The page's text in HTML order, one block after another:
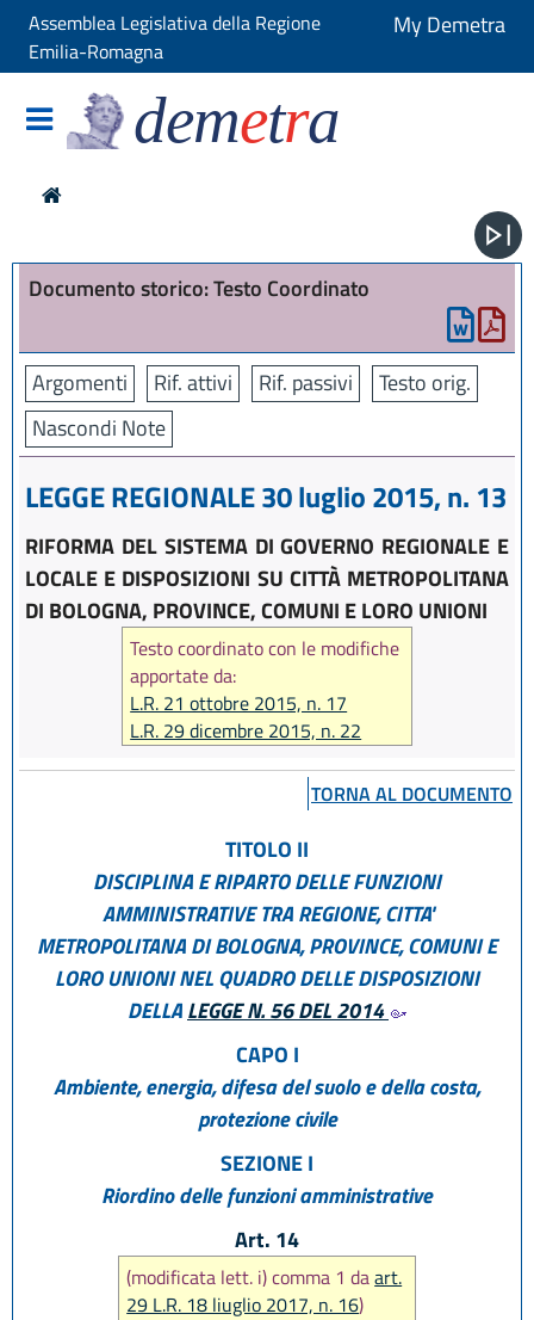
Assemblea Legislativa della Regione
Emilia-Romagna
My Demetra
demetra
Documento storico: Testo Coordinato
Argomenti Rif. attivi Rif. passivi
Testo orig.
Nascondi Note
LEGGE REGIONALE 30 luglio 2015, n. 13
RIFORMA DEL SISTEMA DI GOVERNO REGIONALE E
LOCALE E DISPOSIZIONI SU CITTÀ METROPOLITANA
DI BOLOGNA, PROVINCE, COMUNI E LORO UNIONI
Testo coordinato con le modifiche
apportate da:
L.R. 21 ottobre 2015, n. 17
L.R. 29 dicembre 2015, n. 22
L.R. 30 maggio 2016, n. 9
L.R. 29 luglio 2016, n. 13
L.R. 23 dicembre 2016, n. 25
L.R. 18 luglio 2017, n. 14
L.R. 18 luglio 2017, n. 16
L.R. 27 dicembre 2017, n. 25
L.R. 22 ottobre 2018, n. 14
L.R. 27 dicembre 2018, n. 24
TORNA AL DOCUMENTO
TITOLO II
DISCIPLINA E RIPARTO DELLE FUNZIONI
AMMINISTRATIVE TRA REGIONE, CITTA'
METROPOLITANA DI BOLOGNA, PROVINCE, COMUNI E
LORO UNIONI NEL QUADRO DELLE DISPOSIZIONI
DELLALEGGE N. 56 DEL 2014
CAPO I
Ambiente, energia, difesa del suolo e della costa,
protezione civile
SEZIONE I
Riordino delle funzioni amministrative
Art. 14
(modificata lett. i) comma 1 daart.
29 L.R. 18 liuglio 2017, n. 16)